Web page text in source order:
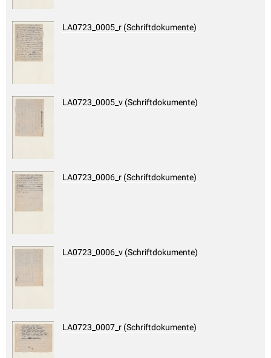
LA0723_0005_r (Schriftdokumente)
LA0723_0005_v (Schriftdokumente)
LA0723_0006_r (Schriftdokumente)
LA0723_0006_v (Schriftdokumente)
LA0723_0007_r (Schriftdokumente)